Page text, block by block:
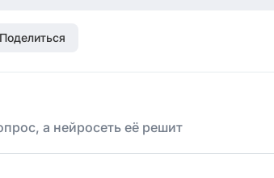
Поделиться
а нейросеть её решит